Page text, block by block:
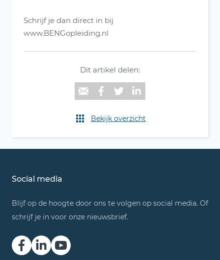
Schrijf je dan direct in bij
www.BENGopleiding.nl
Dit artikel delen:
Bekijk overzicht
Social media
Blijf op de hoogte door ons te volgen op social media. Of
schrijf je in voor onze nieuwsbrief.